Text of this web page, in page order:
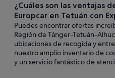
¿Cuáles son las ventajas
Europcar en Tetuán con
Puedes encontrar ofertas
Región de Tánger-Tetuán-
ubicaciones de recogida y
nuestro amplio inventario de
y un servicio fantástico de